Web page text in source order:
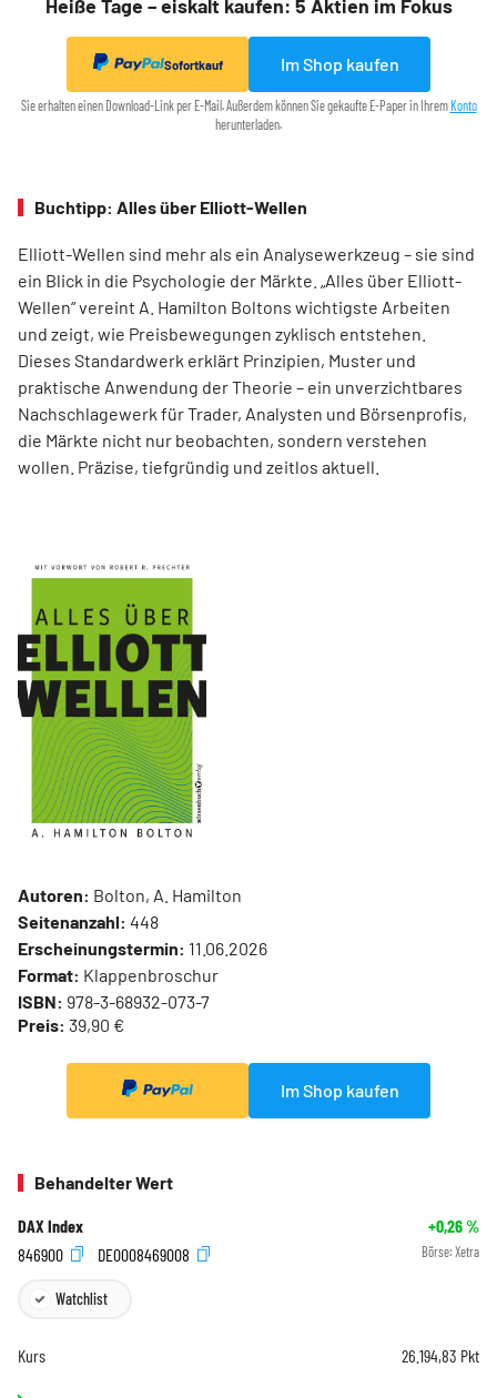
Heiße Tage – eiskalt kaufen: 5 Aktien im Fokus
Sofortkauf Im Shop kaufen
Sie erhalten einen Download-Link per E-Mail. Außerdem können Sie gekaufte E-Paper in Ihrem Konto
herunterladen.
Buchtipp: Alles über Elliott-Wellen
Elliott-Wellen sind mehr als ein Analysewerkzeug – sie sind
ein Blick in die Psychologie der Märkte. „Alles über Elliott-
Wellen“ vereint A. Hamilton Boltons wichtigste Arbeiten
und zeigt, wie Preisbewegungen zyklisch entstehen.
Dieses Standardwerk erklärt Prinzipien, Muster und
praktische Anwendung der Theorie – ein unverzichtbares
Nachschlagewerk für Trader, Analysten und Börsenprofis,
die Märkte nicht nur beobachten, sondern verstehen
wollen. Präzise, tiefgründig und zeitlos aktuell.
Autoren: Bolton, A. Hamilton
Seitenanzahl: 448
Erscheinungstermin: 11.06.2026
Format: Klappenbroschur
ISBN: 978-3-68932-073-7
Preis: 39,90 €
Im Shop kaufen
Behandelter Wert
DAX Index +0,26%
846900
DE0008469008 Börse: Xetra
Watchlist
Kurs 26.194,83 Pkt